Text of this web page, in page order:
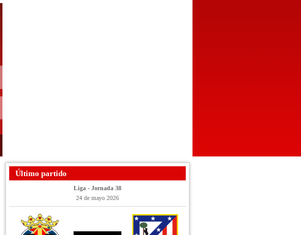
Último partido
Liga - Jornada 38
24 de mayo 2026